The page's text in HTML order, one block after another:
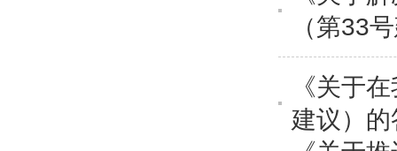
（第33
《关于
建议）的